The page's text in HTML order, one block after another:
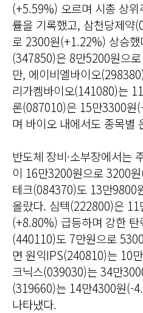
(+5.59%) 오르며 시총 상
률을 기록했고, 삼천당제약
로 2300원(+1.22%) 상승했
(347850)은 8만5200원으
만, 에이비엘바이오
리가켐바이오(141080)는
론(087010)은 15만3300원
며 바이오 내에서도 종목별
반도체 장비·소부장에서는
이 16만3200원으로 3200
테크(084370)도 13만9800
올랐다. 심텍(222800)은
(+8.80%) 급등하며 강한
(440110)도 7만원으로
면 원익IPS(240810)는 10
크닉스(039030)는 34만
(319660)는 14만4300원(-
나타냈다.